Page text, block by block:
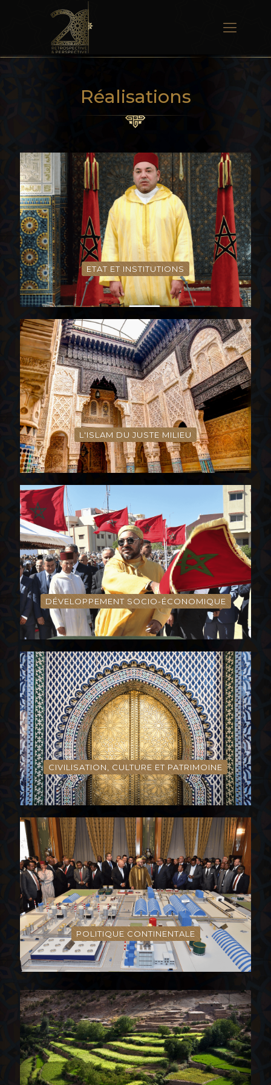
Réalisations
ETAT ET INSTITUTIONS
L'ISLAM DU JUSTE MILIEU
DÉVELOPPEMENT SOCIO-ÉCONOMIQUE
CIVILISATION, CULTURE ET PATRIMOINE
POLITIQUE CONTINENTALE